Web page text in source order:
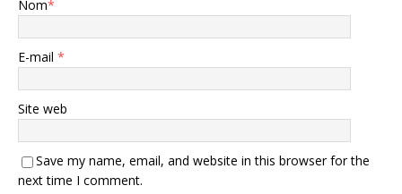
Nom*
E-mail *
Site web
Save my name, email, and website in this browser for the
next time I comment.